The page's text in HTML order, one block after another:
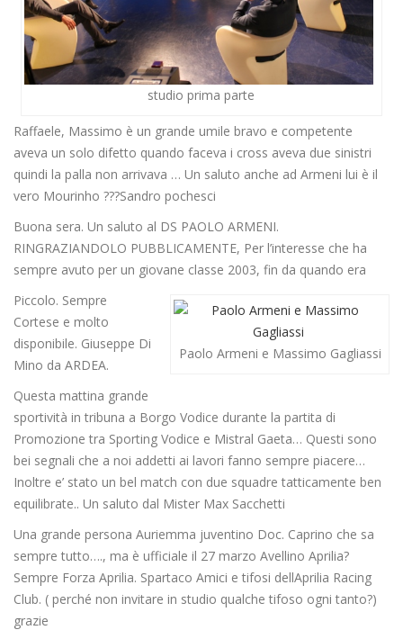
studio prima parte
Raffaele, Massimo è un grande umile bravo e competente
aveva un solo difetto quando faceva i cross aveva due sinistri
quindi la palla non arrivava … Un saluto anche ad Armeni lui è il
vero Mourinho ???Sandro pochesci
Buona sera. Un saluto al DS PAOLO ARMENI.
RINGRAZIANDOLO PUBBLICAMENTE, Per l’interesse che ha
sempre avuto per un giovane classe 2003, fin da quando era
Paolo Armeni e Massimo Gagliassi
Piccolo. Sempre
Cortese e molto
disponibile. Giuseppe Di
Mino da ARDEA.
Questa mattina grande
sportività in tribuna a Borgo Vodice durante la partita di
Promozione tra Sporting Vodice e Mistral Gaeta… Questi sono
bei segnali che a noi addetti ai lavori fanno sempre piacere…
Inoltre e’ stato un bel match con due squadre tatticamente ben
equilibrate.. Un saluto dal Mister Max Sacchetti
Una grande persona Auriemma juventino Doc. Caprino che sa
sempre tutto…., ma è ufficiale il 27 marzo Avellino Aprilia?
Sempre Forza Aprilia. Spartaco Amici e tifosi dellAprilia Racing
Club. ( perché non invitare in studio qualche tifoso ogni tanto?)
grazie